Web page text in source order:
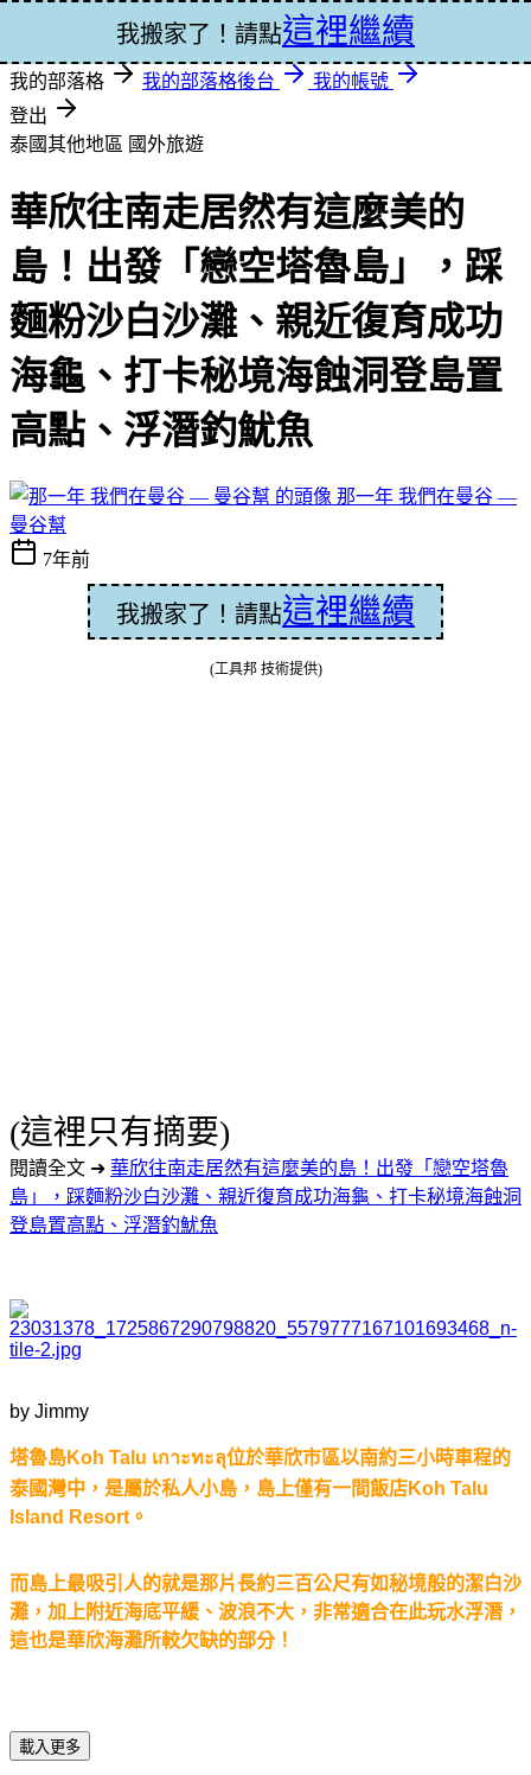
登入
我的部落格 我的部落格後台
我的帳號
登出
泰國其他地區 國外旅遊
華欣往南走居然有這麼美的
島！出發「戀空塔魯島」，踩
麵粉沙白沙灘、親近復育成功
海龜、打卡秘境海蝕洞登島置
高點、浮潛釣魷魚
那一年 我們在曼谷 —
曼谷幫
7年前
我搬家了！請點這裡繼續
(工具邦 技術提供)
我搬家了！請點這裡繼續
(這裡只有摘要)
閱讀全文 ➜ 華欣往南走居然有這麼美的島！出發「戀空塔魯
島」，踩麵粉沙白沙灘、親近復育成功海龜、打卡秘境海蝕洞
登島置高點、浮潛釣魷魚
by Jimmy
塔魯島Koh Talu เกาะทะลุ位於華欣市區以南約三小時車程的
泰國灣中，是屬於私人小島，島上僅有一間飯店Koh Talu
Island Resort。
而島上最吸引人的就是那片長約三百公尺有如秘境般的潔白沙
灘，加上附近海底平緩、波浪不大，非常適合在此玩水浮潛，
這也是華欣海灘所較欠缺的部分！
載入更多